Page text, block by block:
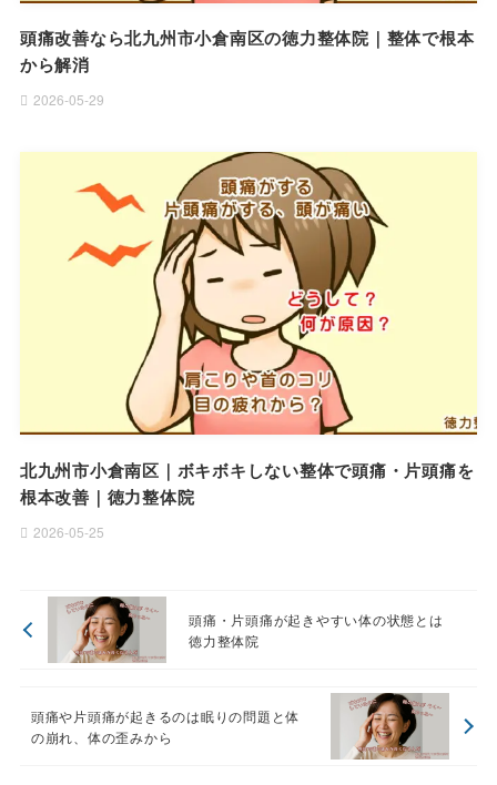
頭痛改善なら北九州市小倉南区の徳力整体院｜整体で根本
から解消
2026-05-29
北九州市小倉南区｜ボキボキしない整体で頭痛・片頭痛を
根本改善｜徳力整体院
2026-05-25
頭痛・片頭痛が起きやすい体の状態とは
徳力整体院
頭痛や片頭痛が起きるのは眠りの問題と体
の崩れ、体の歪みから